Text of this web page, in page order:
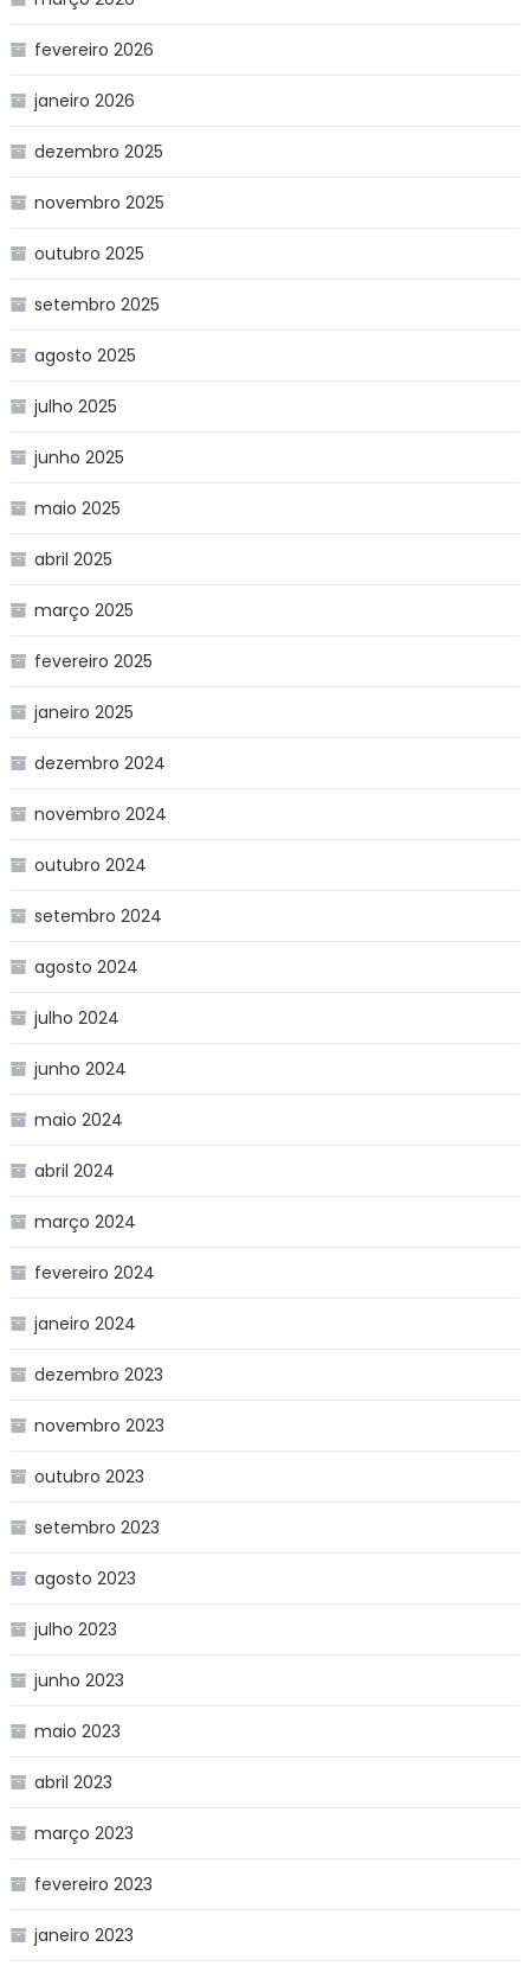
fevereiro 2026
janeiro 2026
dezembro 2025
novembro 2025
outubro 2025
setembro 2025
agosto 2025
julho 2025
junho 2025
maio 2025
abril 2025
março 2025
fevereiro 2025
janeiro 2025
dezembro 2024
novembro 2024
outubro 2024
setembro 2024
agosto 2024
julho 2024
junho 2024
maio 2024
abril 2024
março 2024
fevereiro 2024
janeiro 2024
dezembro 2023
novembro 2023
outubro 2023
setembro 2023
agosto 2023
julho 2023
junho 2023
maio 2023
abril 2023
março 2023
fevereiro 2023
janeiro 2023